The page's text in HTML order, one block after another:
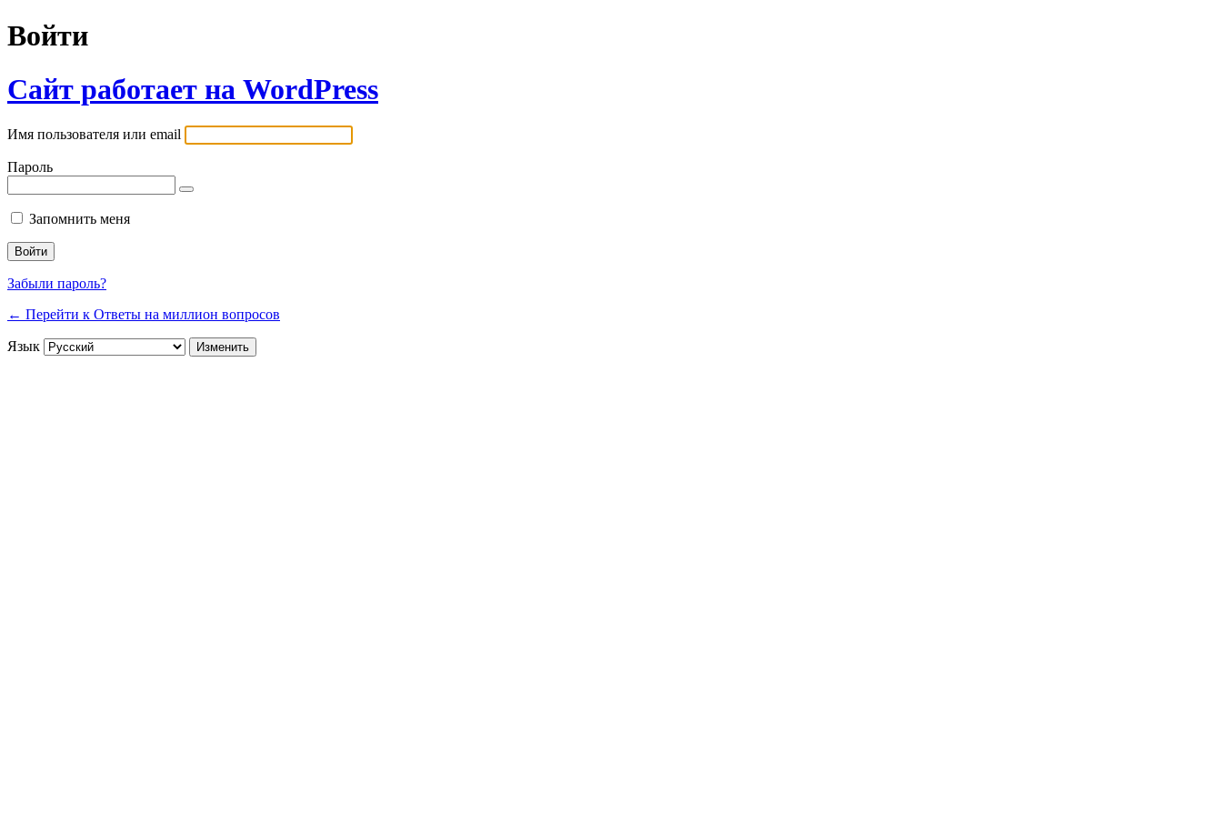
Войти
Сайт работает на WordPress
Имя пользователя или email
Пароль
Запомнить меня
Забыли пароль?
← Перейти к Ответы на миллион вопросов
Язык